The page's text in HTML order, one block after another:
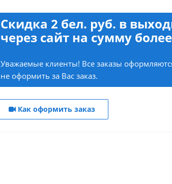
Скидка 2 бел. руб. в
через сайт на сумму
Уважаемые клиенты! Все заказы
не оформить за Вас заказ.
Как оформить заказ